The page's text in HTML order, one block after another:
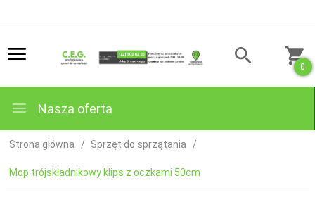
0
Nasza oferta
Strona główna Sprzęt do sprzątania
Mop trójskładnikowy klips z oczkami 50cm